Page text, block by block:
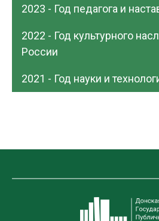
2023 - Год педагога и
2022 - Год культурного
России
2021 - Год науки и